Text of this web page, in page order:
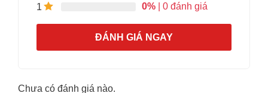
1
0% | 0 đánh giá
ĐÁNH GIÁ NGAY
Chưa có đánh giá nào.